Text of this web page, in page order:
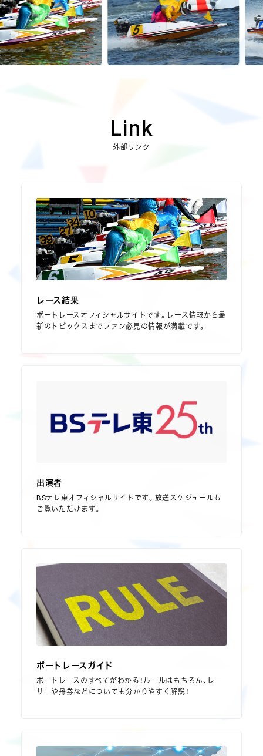
Link
外部リンク
レース結果
ボートレースオフィシャルサイトです。レース情報から最
新のトピックスまでファン必見の情報が満載です。
出演者
BSテレ東オフィシャルサイトです。放送スケジュールも
ご覧いただけます。
ボートレースガイド
ボートレースのすべてがわかる！ルールはもちろん、レー
サーや舟券などについても分かりやすく解説！